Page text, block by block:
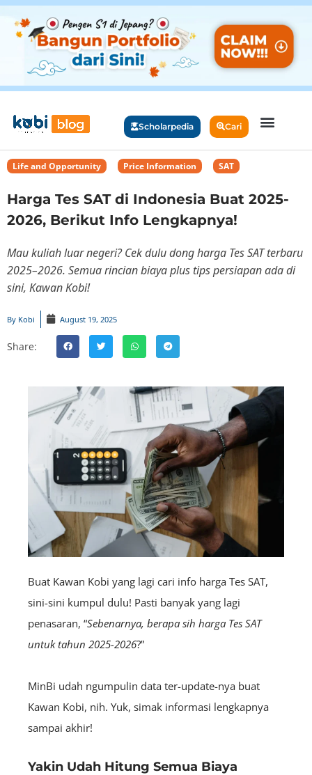
Scholarpedia Cari
Life and Opportunity Price Information SAT
Harga Tes SAT di Indonesia Buat 2025-
2026, Berikut Info Lengkapnya!
Mau kuliah luar negeri? Cek dulu dong harga Tes SAT terbaru
2025–2026. Semua rincian biaya plus tips persiapan ada di
sini, Kawan Kobi!
By Kobi August 19, 2025
Share:
Buat Kawan Kobi yang lagi cari info harga Tes SAT,
sini-sini kumpul dulu! Pasti banyak yang lagi
penasaran, “Sebenarnya, berapa sih harga Tes SAT
untuk tahun 2025-2026?”
MinBi udah ngumpulin data ter-update-nya buat
Kawan Kobi, nih. Yuk, simak informasi lengkapnya
sampai akhir!
Yakin Udah Hitung Semua Biaya